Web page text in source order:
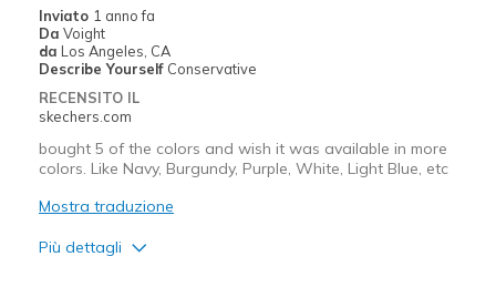
Width
Sizing
Feels true to size
Inviato 1 anno fa
Da Voight
da Los Angeles, CA
Describe Yourself Conservative
RECENSITO IL
skechers.com
bought 5 of the colors and wish it was available in more
colors. Like Navy, Burgundy, Purple, White, Light Blue, etc
Mostra traduzione
Più dettagli